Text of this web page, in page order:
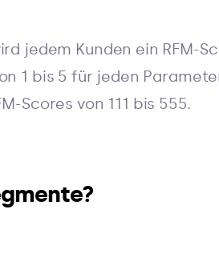
jedem Kunden ein RFM-
1 bis 5 für jeden
Scores von 111 bis 555.